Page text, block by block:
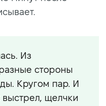
Из
стороны
Кругом пар. И
выстрел, щелчки